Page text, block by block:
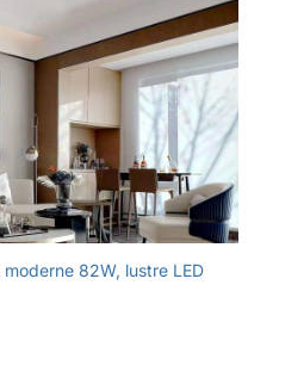
82W, lustre LED